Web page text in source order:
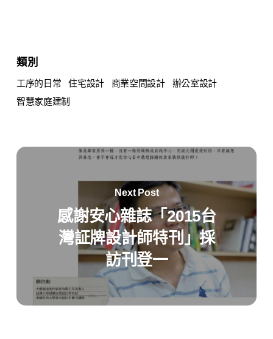
類別
工序的日常 住宅設計 商業空間設計 辦公室設計
智慧家庭建制
Next Post
感謝安心雜誌「2015台
灣証牌設計師特刊」採
訪刊登一